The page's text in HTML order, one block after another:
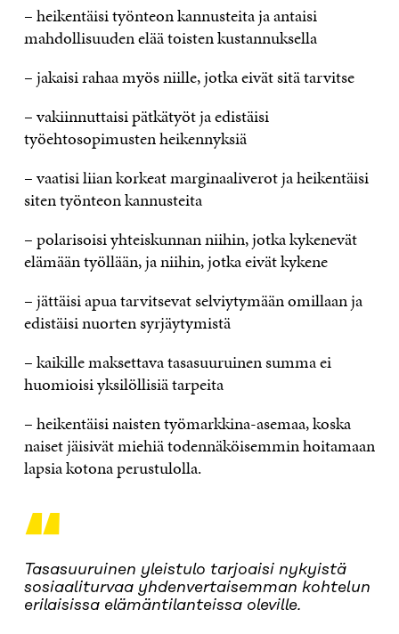
– heikentäisi työnteon kannusteita ja antaisi
mahdollisuuden elää toisten kustannuksella
– jakaisi rahaa myös niille, jotka eivät sitä tarvitse
– vakiinnuttaisi pätkätyöt ja edistäisi
työehtosopimusten heikennyksiä
– vaatisi liian korkeat marginaaliverot ja heikentäisi
siten työnteon kannusteita
– polarisoisi yhteiskunnan niihin, jotka kykenevät
elämään työllään, ja niihin, jotka eivät kykene
– jättäisi apua tarvitsevat selviytymään omillaan ja
edistäisi nuorten syrjäytymistä
– kaikille maksettava tasasuuruinen summa ei
huomioisi yksilöllisiä tarpeita
– heikentäisi naisten työmarkkina-asemaa, koska
naiset jäisivät miehiä todennäköisemmin hoitamaan
lapsia kotona perustulolla.
“
Tasasuuruinen yleistulo tarjoaisi nykyistä
sosiaaliturvaa yhdenvertaisemman kohtelun
erilaisissa elämäntilanteissa oleville.